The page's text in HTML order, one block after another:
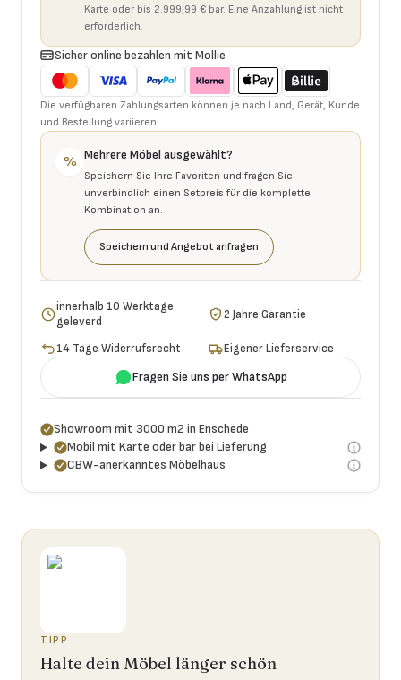
Karte oder bis 2.999,99 € bar. Eine Anzahlung ist nicht
erforderlich.
Sicher online bezahlen mit Mollie
Die verfügbaren Zahlungsarten können je nach Land, Gerät, Kunde
und Bestellung variieren.
% Mehrere Möbel ausgewählt?
Speichern Sie Ihre Favoriten und fragen Sie
unverbindlich einen Setpreis für die komplette
Kombination an.
Speichern und Angebot anfragen
innerhalb 10 Werktage
geleverd
2 Jahre Garantie
14 Tage Widerrufsrecht Eigener Lieferservice
Fragen Sie uns per WhatsApp
Showroom mit 3000 m2 in Enschede
Mobil mit Karte oder bar bei Lieferung
CBW-anerkanntes Möbelhaus
TIPP
Halte dein Möbel länger schön